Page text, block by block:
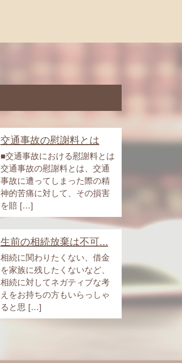
交通事故の慰謝料とは
■交通事故における慰謝料とは
交通事故の慰謝料とは、交通
事故に遭ってしまった際の精
神的苦痛に対して、その損害
を賠 […]
生前の相続放棄は不可...
相続に関わりたくない、借金
を家族に残したくないなど、
相続に対してネガティブな考
えをお持ちの方もいらっしゃ
ると思 […]